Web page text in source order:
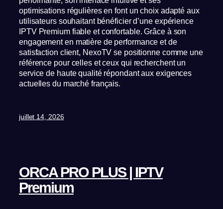
optimisations régulières en font un choix adapté aux
utilisateurs souhaitant bénéficier d’une expérience
IPTV Premium fiable et confortable. Grâce à son
engagement en matière de performance et de
satisfaction client, NexoTV se positionne comme une
référence pour celles et ceux qui recherchent un
service de haute qualité répondant aux exigences
actuelles du marché français.
juillet 14, 2026
ORCA PRO PLUS | IPTV
Premium